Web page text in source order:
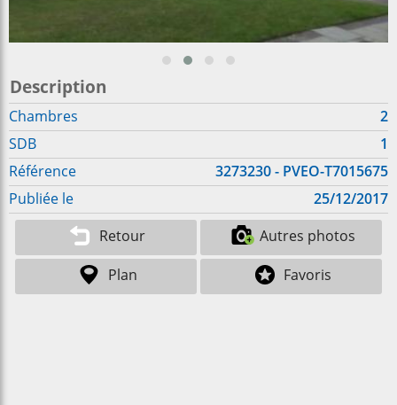
Description
Chambres
2
SDB
1
Référence
3273230 - PVEO-T7015675
Publiée le
25/12/2017
Retour
Autres photos
Plan
Favoris